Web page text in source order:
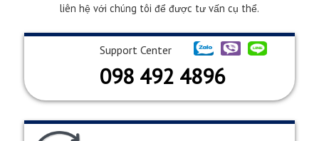
liên hệ với chúng tôi để được tư vấn cụ thể.
Support Center
098 492 4896